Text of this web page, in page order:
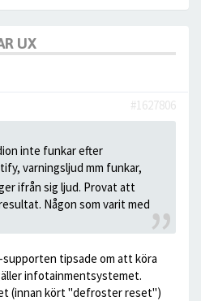
UX
#1627806
inte funkar efter
varningsljud mm funkar,
ifrån sig ljud. Provat att
Någon som varit med
supporten tipsade om att köra
infotainmentsystemet.
(innan kört "defroster reset")